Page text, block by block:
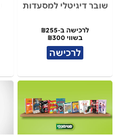
שובר דיגיטלי למסעדות
לרכישה ב-₪255
בשווי ₪300
לרכישה